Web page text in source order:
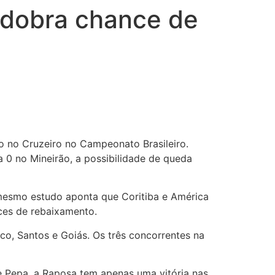
chance de
Cruzeiro no Campeonato Brasileiro.
0 no Mineirão, a possibilidade de queda
estudo aponta que Coritiba e América
de rebaixamento.
Santos e Goiás. Os três concorrentes na